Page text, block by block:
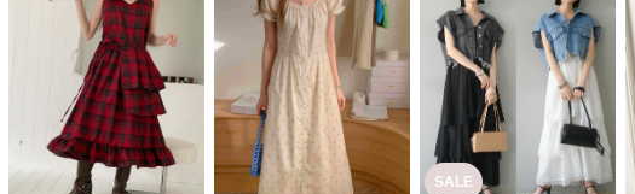
SALE